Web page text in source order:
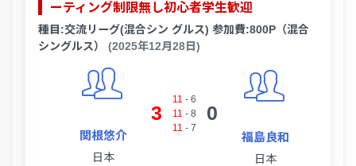
ーティング制限無し初心者学生歓迎
種目:交流リーグ(混合シン グルス) 参加費:800P（混合
シングルス）
(2025年12月28日)
関根悠介
日本
3
11 - 6
11 - 8
11 - 7
0
福島良和
日本